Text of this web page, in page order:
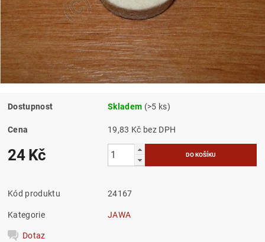
Dostupnost Skladem (>5 ks)
Cena 19,83 Kč bez DPH
24 Kč
Kód produktu 24167
Kategorie JAWA
Dotaz